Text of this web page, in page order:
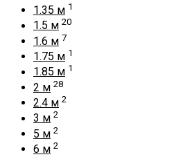
1.35 м 1
1.5 м 20
1.6 м 7
1.75 м 1
1.85 м 1
2 м 28
2.4 м 2
3 м 2
5 м 2
6 м 2